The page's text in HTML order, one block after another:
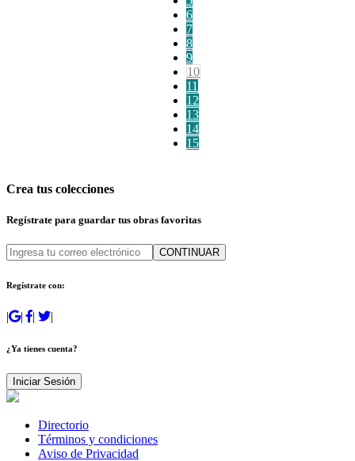
6
7
8
9
10
11
12
13
14
15
Crea tus colecciones
Regístrate para guardar tus obras favoritas
CONTINUAR
Regístrate con:
| | | |
¿Ya tienes cuenta?
Iniciar Sesión
Directorio
Términos y condiciones
Aviso de Privacidad